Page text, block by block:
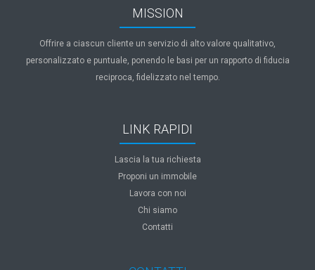
MISSION
Offrire a ciascun cliente un servizio di alto valore qualitativo,
personalizzato e puntuale, ponendo le basi per un rapporto di fiducia
reciproca, fidelizzato nel tempo.
LINK RAPIDI
Lascia la tua richiesta
Proponi un immobile
Lavora con noi
Chi siamo
Contatti